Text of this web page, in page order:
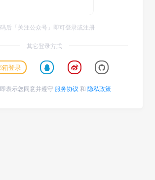
后「关注公众号」即可登录或注册
其它登录方式
箱登录
表示您同意并遵守 服务协议 和 隐私政策